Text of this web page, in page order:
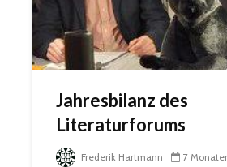
Jahresbilanz des
Literaturforums
Frederik Hartmann 7